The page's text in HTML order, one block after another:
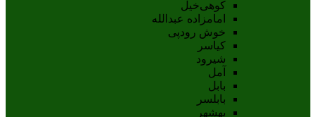
کوهی‌خیل
امامزاده عبدالله
خوش رودپی
کیاسر
شیرود
آمل
بابل
بابلسر
بهشهر